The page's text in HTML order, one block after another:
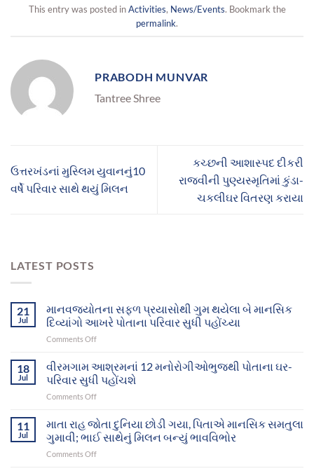
This entry was posted inActivities, News/Events. Bookmark the
permalink.
PRABODH MUNVAR
Tantree Shree
ઉત્તરખંડનાં મુસ્લિમ યુવાનનું10
વર્ષે પરિવાર સાથે થયું મિલન
કચ્છની આશાસ્પદ દીકરી
રાજવીની પુણ્યસ્મૃતિમાં કુંડા-
ચકલીઘર વિતરણ કરાયા
LATEST POSTS
21
Jul
માનવજ્યોતના સફળ પ્રયાસોથી ગુમ થયેલા બે માનસિક
દિવ્યાંગો આખરે પોતાના પરિવાર સુધી પહોંચ્યા
Comments Offon
સફળ
પ્રયાસોથી
ગુમ
થયેલા
માનસિક
દિવ્યાંગો
18
Jul
વીરમગામ આશ્રમનાં 12 મનોરોગીઓભુજથી પોતાના ઘર-
પરિવાર સુધી પહોંચશે
Comments Offon
આશ્રમનાં
12
મનોરોગીઓભુજથી
પોતાના
11
Jul
માતા રાહ જોતા દુનિયા છોડી ગયા, પિતાએ માનસિક સમતુલા
ગુમાવી; ભાઈ સાથેનું મિલન બન્યું ભાવવિભોર
Comments Offon